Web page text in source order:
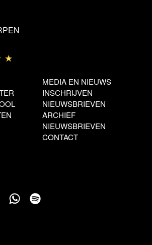
MEDIA EN NIEUWS
INSCHRIJVEN
NIEUWSBRIEVEN
ARCHIEF
NIEUWSBRIEVEN
CONTACT